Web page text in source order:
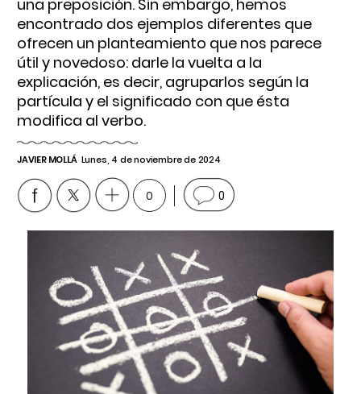
una preposición. Sin embargo, hemos
encontrado dos ejemplos diferentes que
ofrecen un planteamiento que nos parece
útil y novedoso: darle la vuelta a la
explicación, es decir, agruparlos según la
partícula y el significado con que ésta
modifica al verbo.
JAVIER MOLLÁ Lunes, 4 de noviembre de 2024
0 0